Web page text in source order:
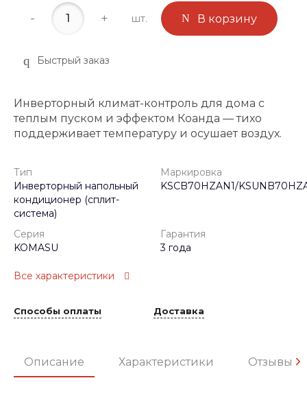
- + шт. В корзину
Быстрый заказ
Инверторный климат-контроль для дома с
теплым пуском и эффектом Коанда — тихо
поддерживает температуру и осушает воздух.
Тип
Инверторный напольный
кондиционер (сплит-
система)
Маркировка
KSCB70HZAN1/
Серия
KOMASU
Гарантия
3 года
Все характеристики
Способы оплаты Доставка
Описание Характеристики Отзывы